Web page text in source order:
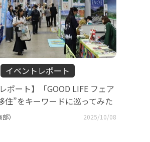
イベントレポート
ポート】「GOOD LIFE フェア
住”をキーワードに巡ってみた
） 2025/10/08